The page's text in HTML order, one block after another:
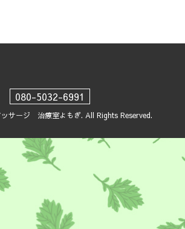
080-5032-6991
ッサージ 治療室よもぎ. All Rights Reserved.